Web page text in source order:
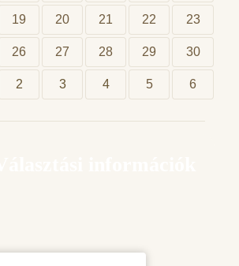
19 20 21 22 23
26 27 28 29 30
2 3 4 5 6